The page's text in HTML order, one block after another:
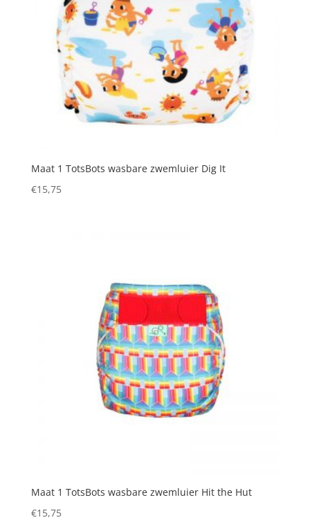
Maat 1 TotsBots wasbare zwemluier Dig It
€15,75
Maat 1 TotsBots wasbare zwemluier Hit the Hut
€15,75